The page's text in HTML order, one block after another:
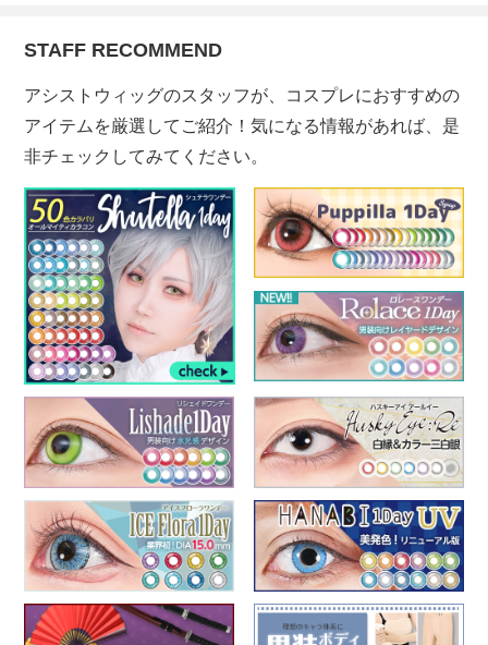
STAFF RECOMMEND
アシストウィッグのスタッフが、コスプレにおすすめの
アイテムを厳選してご紹介！気になる情報があれば、是
非チェックしてみてください。